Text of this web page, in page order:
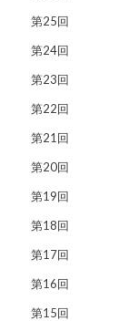
第25回
第24回
第23回
第22回
第21回
第20回
第19回
第18回
第17回
第16回
第15回